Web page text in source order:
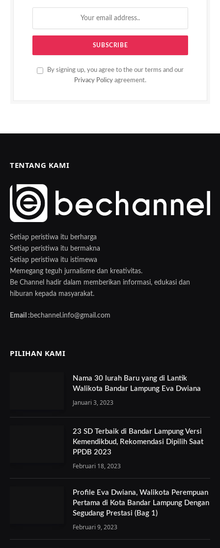
By signing up, you agree to the our terms and our
Privacy Policy agreement.
TENTANG KAMI
Setiap peristiwa itu berharga
Setiap peristiwa itu bermakna
Setiap peristiwa itu istimewa
Memegang teguh jurnalisme dan kreativitas.
Be Channel hadir dalam memberikan informasi, edukasi dan
hiburan kepada masyarakat.
Email : bechannel.info@gmail.com
PILIHAN KAMI
Nama 30 lurah Baru yang di Lantik
Walikota Bandar Lampung Eva Dwiana
Januari 3, 2023
23 SD Terbaik di Bandar Lampung Versi
Kemendikbud, Rekomendasi Dipilih Saat
PPDB 2023
Februari 18, 2023
Profile Eva Dwiana, Walikota Perempuan
Pertama di Kota Bandar Lampung Dengan
Segudang Prestasi (Bag 1)
Februari 9, 2023